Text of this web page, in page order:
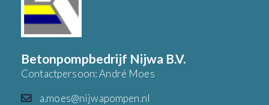
Betonpompbedrijf Nijwa B.V.
Contactpersoon: André Moes
a.moes@nijwapompen.nl